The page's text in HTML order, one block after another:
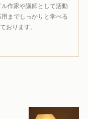
作家や講師として活動
までしっかりと学べる
おります。